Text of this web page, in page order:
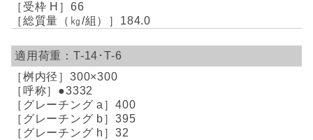
66
184.0
T-14･T-6
300×300
●3332
400
395
32